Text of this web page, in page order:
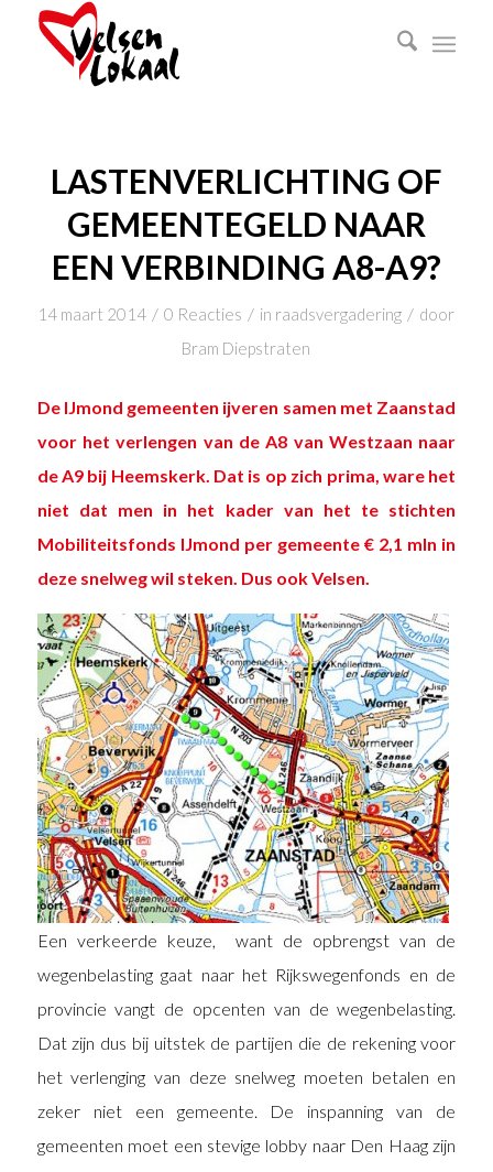
LASTENVERLICHTING OF
GEMEENTEGELD NAAR
EEN VERBINDING A8-A9?
14 maart 2014 / 0 Reacties / in raadsvergadering / door
Bram Diepstraten
De IJmond gemeenten ijveren samen met Zaanstad
voor het verlengen van de A8 van Westzaan naar
de A9 bij Heemskerk. Dat is op zich prima, ware het
niet dat men in het kader van het te stichten
Mobiliteitsfonds IJmond per gemeente € 2,1 mln in
deze snelweg wil steken. Dus ook Velsen.
Een verkeerde keuze, want de opbrengst van de
wegenbelasting gaat naar het Rijkswegenfonds en de
provincie vangt de opcenten van de wegenbelasting.
Dat zijn dus bij uitstek de partijen die de rekening voor
het verlenging van deze snelweg moeten betalen en
zeker niet een gemeente. De inspanning van de
gemeenten moet een stevige lobby naar Den Haag zijn